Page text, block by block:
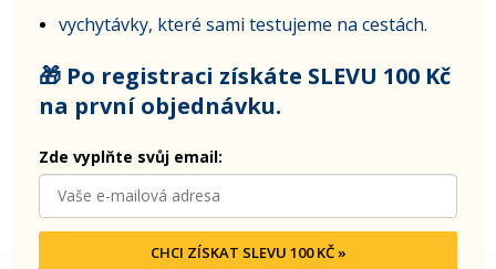
vychytávky, které sami testujeme na cestách.
🎁 Po registraci získáte SLEVU 100 Kč
na první objednávku.
Zde vyplňte svůj email:
CHCI ZÍSKAT SLEVU 100 KČ »